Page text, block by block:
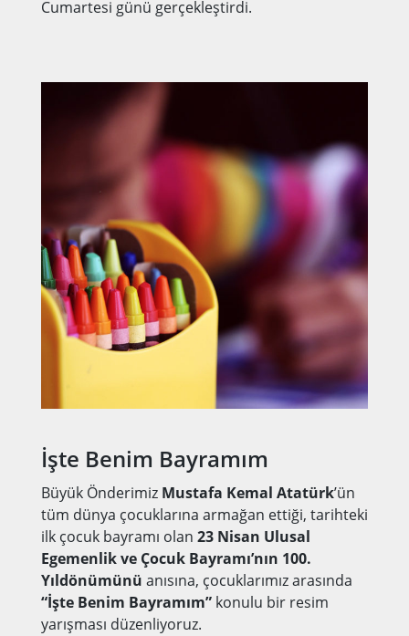
Cumartesi günü gerçekleştirdi.
İşte Benim Bayramım
Büyük Önderimiz Mustafa Kemal Atatürk’ün
tüm dünya çocuklarına armağan ettiği, tarihteki
ilk çocuk bayramı olan 23 Nisan Ulusal
Egemenlik ve Çocuk Bayramı’nın 100.
Yıldönümünü anısına, çocuklarımız arasında
“İşte Benim Bayramım”konulu bir resim
yarışması düzenliyoruz.